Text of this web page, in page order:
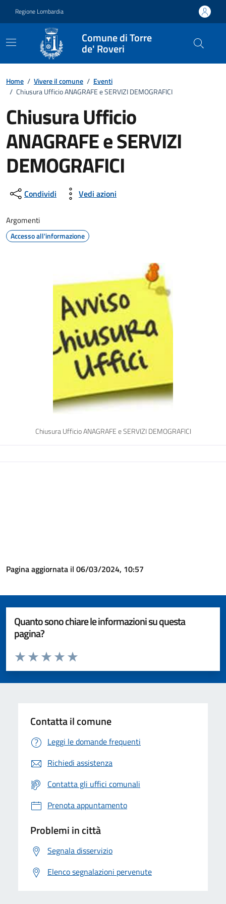
Regione Lombardia
Comune di Torre
de' Roveri
Home / Vivere il comune / Eventi
/ Chiusura Ufficio ANAGRAFE e SERVIZI DEMOGRAFICI
Chiusura Ufficio
ANAGRAFE e SERVIZI
DEMOGRAFICI
Dettagli della notizia
Condividi Vedi azioni
Argomenti
Accesso all'informazione
Chiusura Ufficio ANAGRAFE e SERVIZI DEMOGRAFICI
Pagina aggiornata il 06/03/2024, 10:57
Quanto sono chiare le informazioni su questa
pagina?
Valuta da 1 a 5 stelle la pagina
Valuta 5 stelle su 5
Valuta 4 stelle su 5
Valuta 3 stelle su 5
Valuta 2 stelle su 5
Valuta 1 stelle su 5
Contatta il comune
Leggi le domande frequenti
Richiedi assistenza
Contatta gli uffici comunali
Prenota appuntamento
Problemi in città
Segnala disservizio
Elenco segnalazioni pervenute